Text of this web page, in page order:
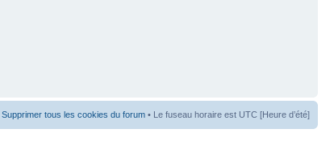
Supprimer tous les cookies du forum • Le fuseau horaire est UTC [Heure d’été]